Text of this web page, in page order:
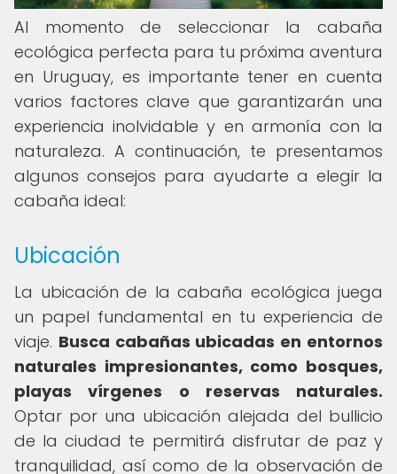
Al momento de seleccionar la cabaña
ecológica perfecta para tu próxima aventura
en Uruguay, es importante tener en cuenta
varios factores clave que garantizarán una
experiencia inolvidable y en armonía con la
naturaleza. A continuación, te presentamos
algunos consejos para ayudarte a elegir la
cabaña ideal:
Ubicación
La ubicación de la cabaña ecológica juega
un papel fundamental en tu experiencia de
viaje. Busca cabañas ubicadas en entornos
naturales impresionantes, como bosques,
playas vírgenes o reservas naturales.
Optar por una ubicación alejada del bullicio
de la ciudad te permitirá disfrutar de paz y
tranquilidad, así como de la observación de